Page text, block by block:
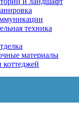
техника
материалы
коттеджей